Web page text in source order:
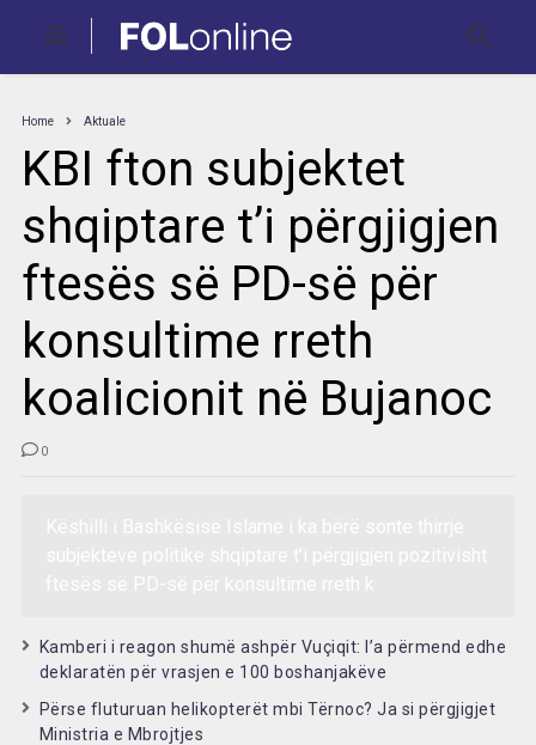
Home Aktuale
KBI fton subjektet
shqiptare t’i përgjigjen
ftesës së PD-së për
konsultime rreth
koalicionit në Bujanoc
0
Kamberi i reagon shumë ashpër Vuçiqit: I’a përmend edhe
deklaratën për vrasjen e 100 boshanjakëve
Përse fluturuan helikopterët mbi Tërnoc? Ja si përgjigjet
Ministria e Mbrojtjes